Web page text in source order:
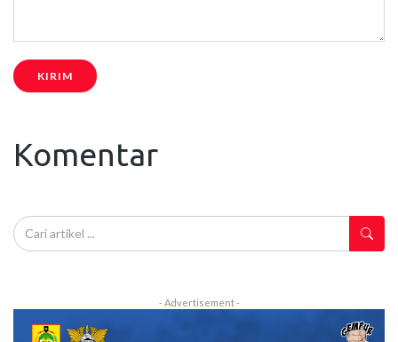
KIRIM
Komentar
- Advertisement -